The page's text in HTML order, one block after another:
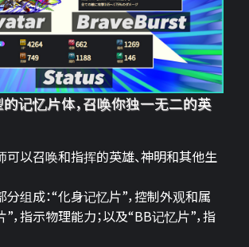
记忆片体，召唤你独一无二的英
可以召唤和指挥的英雄、神明和其他生
组成：“化身记忆片”，控制外观和属
”，指示物理能力；以及“BB记忆片”，指